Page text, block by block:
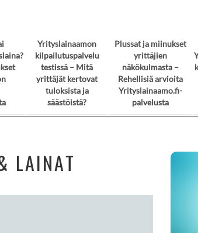
Yrityslainaamon
kilpailutuspalvelu
testissä – Mitä
yrittäjät kertovat
tuloksista ja
säästöistä?
Plussat ja miinukset
yrittäjien
näkökulmasta –
Rehellisiä arvioita
Yrityslainaamo.fi-
palvelusta
LAINAT